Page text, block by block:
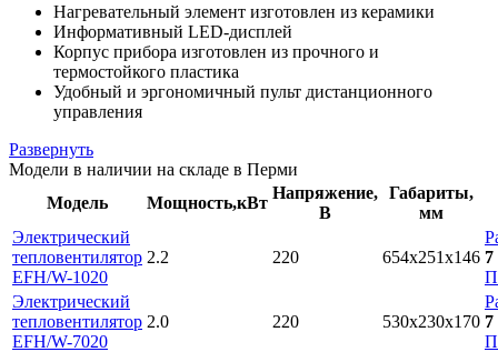
Нагревательный элемент изготовлен из керамики
Информативный LED-дисплей
Корпус прибора изготовлен из прочного и
термостойкого пластика
Удобный и эргономичный пульт дистанционного
управления
Развернуть
Модели в наличии на складе в Перми
Модель
Мощность,кВт
Напряжение,
В
Габариты,
мм
Электрический
тепловентилятор
EFH/W-1020
2.2 220 654x251x146 7
Электрический
тепловентилятор
EFH/W-7020
2.0 220 530x230x170 7